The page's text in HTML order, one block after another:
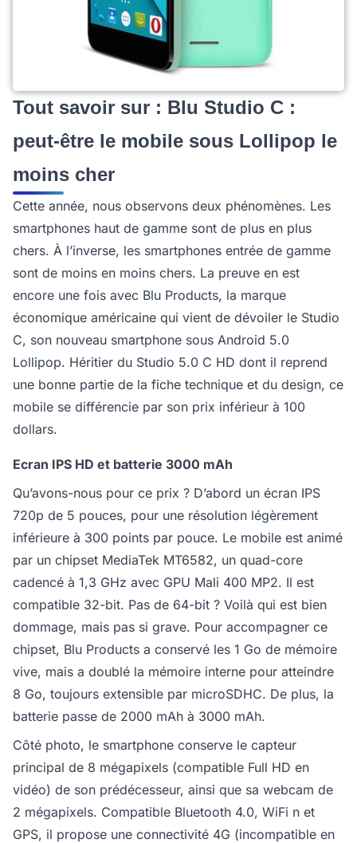
Tout savoir sur : Blu Studio C :
peut-être le mobile sous Lollipop le
moins cher
Cette année, nous observons deux phénomènes. Les
smartphones haut de gamme sont de plus en plus
chers. À l’inverse, les smartphones entrée de gamme
sont de moins en moins chers. La preuve en est
encore une fois avec Blu Products, la marque
économique américaine qui vient de dévoiler le Studio
C, son nouveau smartphone sous Android 5.0
Lollipop. Héritier du Studio 5.0 C HD dont il reprend
une bonne partie de la fiche technique et du design, ce
mobile se différencie par son prix inférieur à 100
dollars.
Ecran IPS HD et batterie 3000 mAh
Qu’avons-nous pour ce prix ? D’abord un écran IPS
720p de 5 pouces, pour une résolution légèrement
inférieure à 300 points par pouce. Le mobile est animé
par un chipset MediaTek MT6582, un quad-core
cadencé à 1,3 GHz avec GPU Mali 400 MP2. Il est
compatible 32-bit. Pas de 64-bit ? Voilà qui est bien
dommage, mais pas si grave. Pour accompagner ce
chipset, Blu Products a conservé les 1 Go de mémoire
vive, mais a doublé la mémoire interne pour atteindre
8 Go, toujours extensible par microSDHC. De plus, la
batterie passe de 2000 mAh à 3000 mAh.
Côté photo, le smartphone conserve le capteur
principal de 8 mégapixels (compatible Full HD en
vidéo) de son prédécesseur, ainsi que sa webcam de
2 mégapixels. Compatible Bluetooth 4.0, WiFi n et
GPS, il propose une connectivité 4G (incompatible en